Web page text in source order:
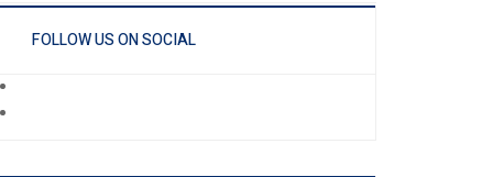
FOLLOW US ON SOCIAL